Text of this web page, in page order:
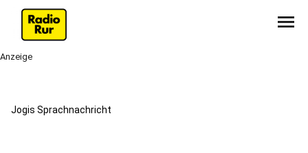
menu
Anzeige
Jogis Sprachnachricht